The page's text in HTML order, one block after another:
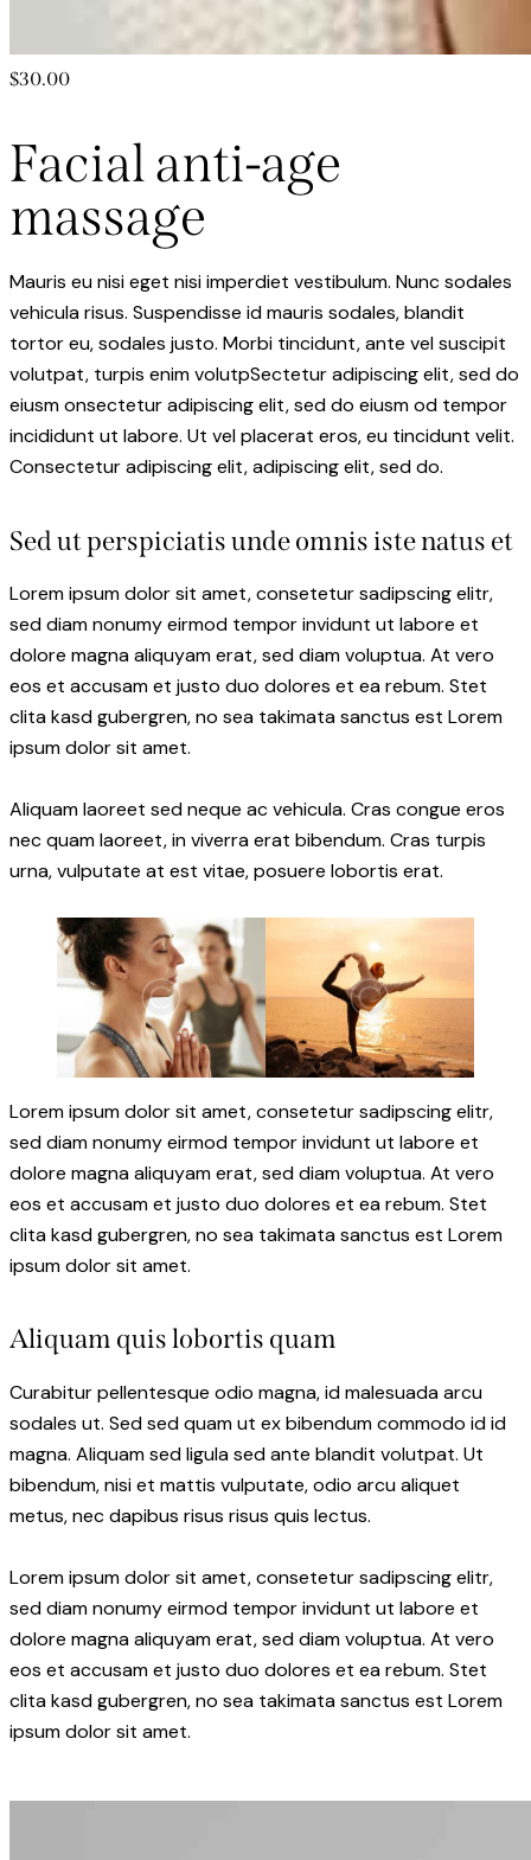
$30.00
Facial anti-age
massage
Mauris eu nisi eget nisi imperdiet vestibulum. Nunc sodales
vehicula risus. Suspendisse id mauris sodales, blandit
tortor eu, sodales justo. Morbi tincidunt, ante vel suscipit
volutpat, turpis enim volutpSectetur adipiscing elit, sed do
eiusm onsectetur adipiscing elit, sed do eiusm od tempor
incididunt ut labore. Ut vel placerat eros, eu tincidunt velit.
Consectetur adipiscing elit, adipiscing elit, sed do.
Sed ut perspiciatis unde omnis iste natus et
Lorem ipsum dolor sit amet, consetetur sadipscing elitr,
sed diam nonumy eirmod tempor invidunt ut labore et
dolore magna aliquyam erat, sed diam voluptua. At vero
eos et accusam et justo duo dolores et ea rebum. Stet
clita kasd gubergren, no sea takimata sanctus est Lorem
ipsum dolor sit amet.
Aliquam laoreet sed neque ac vehicula. Cras congue eros
nec quam laoreet, in viverra erat bibendum. Cras turpis
urna, vulputate at est vitae, posuere lobortis erat.
Lorem ipsum dolor sit amet, consetetur sadipscing elitr,
sed diam nonumy eirmod tempor invidunt ut labore et
dolore magna aliquyam erat, sed diam voluptua. At vero
eos et accusam et justo duo dolores et ea rebum. Stet
clita kasd gubergren, no sea takimata sanctus est Lorem
ipsum dolor sit amet.
Aliquam quis lobortis quam
Curabitur pellentesque odio magna, id malesuada arcu
sodales ut. Sed sed quam ut ex bibendum commodo id id
magna. Aliquam sed ligula sed ante blandit volutpat. Ut
bibendum, nisi et mattis vulputate, odio arcu aliquet
metus, nec dapibus risus risus quis lectus.
Lorem ipsum dolor sit amet, consetetur sadipscing elitr,
sed diam nonumy eirmod tempor invidunt ut labore et
dolore magna aliquyam erat, sed diam voluptua. At vero
eos et accusam et justo duo dolores et ea rebum. Stet
clita kasd gubergren, no sea takimata sanctus est Lorem
ipsum dolor sit amet.